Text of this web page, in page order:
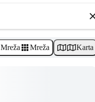
Mreža Mreža Karta